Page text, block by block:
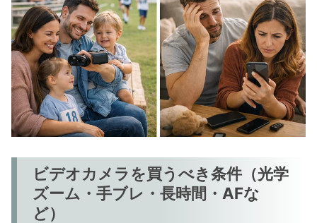
ビデオカメラを買うべき条件（光学
ズーム・手ブレ・長時間・AFな
ど）